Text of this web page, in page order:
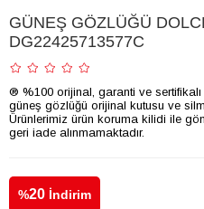
GÜNEŞ GÖZLÜĞÜ
DG22425713577C
® %100 orijinal, garanti ve sertifikalı
güneş gözlüğü orijinal kutusu ve
Ürünlerimiz ürün koruma kilidi ile
geri iade alınmamaktadır.
%20 İndirim